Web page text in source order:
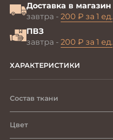
Доставка в магазин
завтра - 200 ₽ за 1 ед.
ПВЗ
завтра - 200 ₽ за 1 ед.
ХАРАКТЕРИСТИКИ
Состав ткани
Цвет